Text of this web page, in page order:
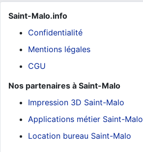
Saint-Malo.info
Confidentialité
Mentions légales
CGU
Nos partenaires à Saint-Malo
Impression 3D Saint-Malo
Applications métier Saint-Malo
Location bureau Saint-Malo